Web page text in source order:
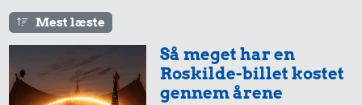
Mest læste
Så meget har en
Roskilde-billet kostet
gennem årene